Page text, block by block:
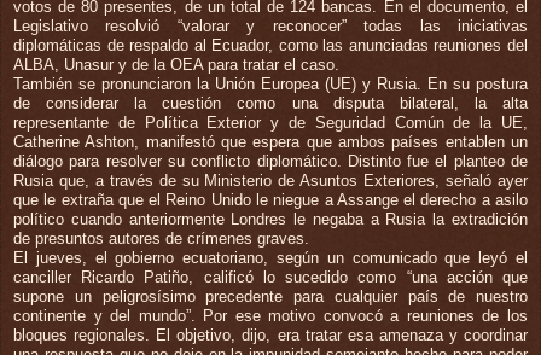
votos de 80 presentes, de un total de 124 bancas. En el documento, el
Legislativo resolvió “valorar y reconocer” todas las iniciativas
diplomáticas de respaldo al Ecuador, como las anunciadas reuniones del
ALBA, Unasur y de la OEA para tratar el caso.
También se pronunciaron la Unión Europea (UE) y Rusia. En su postura
de considerar la cuestión como una disputa bilateral, la alta
representante de Política Exterior y de Seguridad Común de la UE,
Catherine Ashton, manifestó que espera que ambos países entablen un
diálogo para resolver su conflicto diplomático. Distinto fue el planteo de
Rusia que, a través de su Ministerio de Asuntos Exteriores, señaló ayer
que le extraña que el Reino Unido le niegue a Assange el derecho a asilo
político cuando anteriormente Londres le negaba a Rusia la extradición
de presuntos autores de crímenes graves.
El jueves, el gobierno ecuatoriano, según un comunicado que leyó el
canciller Ricardo Patiño, calificó lo sucedido como “una acción que
supone un peligrosísimo precedente para cualquier país de nuestro
continente y del mundo”. Por ese motivo convocó a reuniones de los
bloques regionales. El objetivo, dijo, era tratar esa amenaza y coordinar